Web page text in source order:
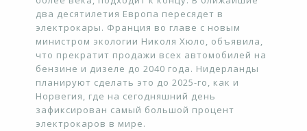
два десятилетия Европа пересядет в
электрокары. Франция во главе с новым
министром экологии Николя Хюло, объявила,
что прекратит продажи всех автомобилей на
бензине и дизеле до 2040 года. Нидерланды
планируют сделать это до 2025-го, как и
Норвегия, где на сегодняшний день
зафиксирован самый большой процент
электрокаров в мире.